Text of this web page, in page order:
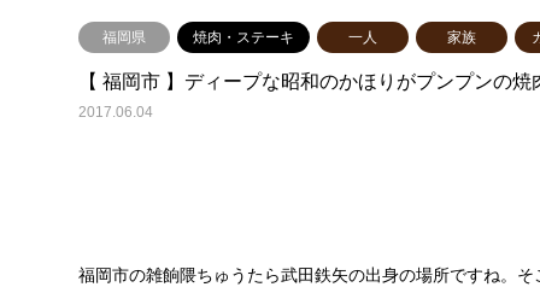
福岡県 焼肉・ステーキ 一人 家族
【 福岡市 】ディープな昭和のかほりがプンプンの
2017.06.04
福岡市の雑餉隈ちゅうたら武田鉄矢の出身の場所ですね。